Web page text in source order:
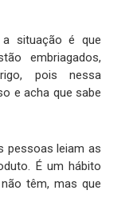
situação é que
embriagados,
pois nessa
e acha que sabe
pessoas leiam as
É um hábito
têm, mas que